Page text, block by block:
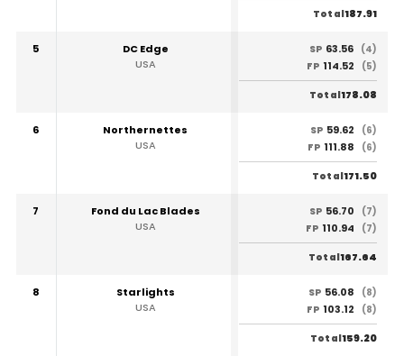
Total187.91
5
DC Edge
USA
SP 63.56 (4)
FP 114.52 (5)
Total178.08
6
Northernettes
USA
SP 59.62
(6)
FP 111.88 (6)
Total171.50
7
Fond du Lac Blades
USA
SP 56.70
(7)
FP 110.94 (7)
Total167.64
8
Starlights
USA
SP 56.08
(8)
FP 103.12 (8)
Total159.20